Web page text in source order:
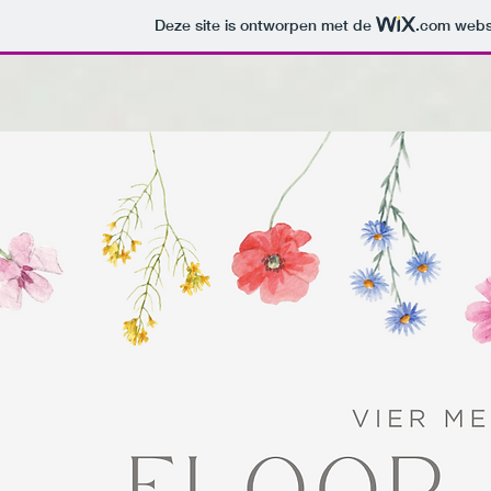
Deze site is ontworpen met de .com